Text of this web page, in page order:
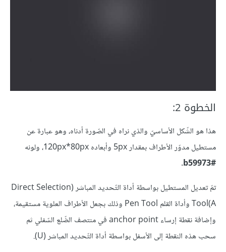
الخطوة 2:
هذا هو الشّكل الأساسيّ والذي نراه في الصّورة أدناه، وهو عبارة عن
مستطيل مدوّر الأطراف بمقدار 5px وأبعاده 120px*80px، ولونه
#b59973
.
تمّ تعديل المستطيل بواسطة أداة التّحديد المباشر (Direct Selection
Tool(A وأداة القلم Pen Tool وذلك بجعل الأطراف العلوية مستقيمة،
وإضافة نقطة إرساء anchor point في منتصف الضّلع السّفلي ثم
سحب هذه النقطة إلى الأسفل بواسطة أداة التّحديد المباشر (U).